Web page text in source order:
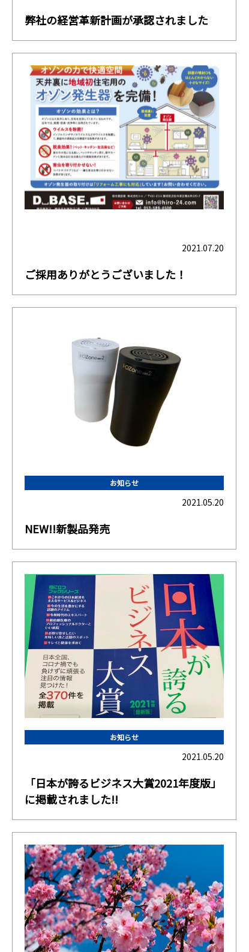
弊社の経営革新計画が承認されました
2021.07.20
ご採用ありがとうございました！
お知らせ
2021.05.20
NEW!!新製品発売
お知らせ
2021.05.20
「日本が誇るビジネス大賞2021年度版」
に掲載されました!!